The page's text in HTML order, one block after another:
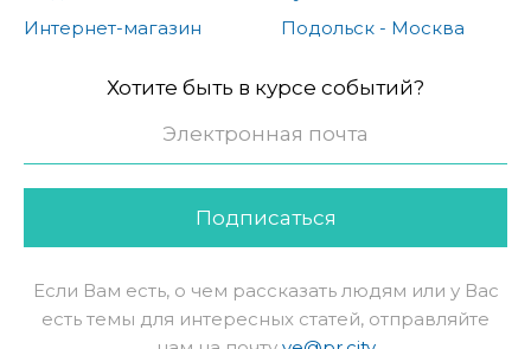
Интернет-магазин
Подольск - Москва
Хотите быть в курсе событий?
Подписаться
Если Вам есть, о чем рассказать людям или у Вас
есть темы для интересных статей, отправляйте